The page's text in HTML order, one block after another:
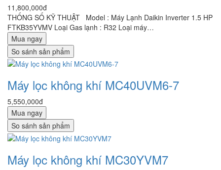
11,800,000đ
THỐNG SỐ KỸ THUẬT Model : Máy Lạnh Daikin Inverter 1.5 HP
FTKB35YVMV Loại Gas lạnh : R32 Loại máy…
Mua ngay
So sánh sản phẩm
Máy lọc không khí MC40UVM6-7
5,550,000đ
Mua ngay
So sánh sản phẩm
Máy lọc không khí MC30YVM7